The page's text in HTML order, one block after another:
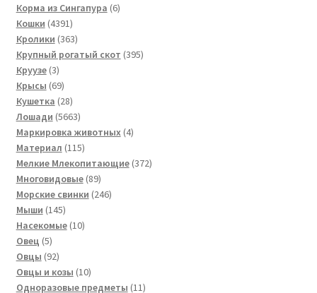
Корма из Сингапура 66
Кошки 43914391
товар
Кролики 363363
товара
Крупный рогатый скот 395395
Круузе 33
товара
Крысы 6969
товаров
Кушетка 2828
товаров
Лошади 56635663
товара
Маркировка животных 44
Материал 115115
товаров
Мелкие Млекопитающие 372372
Многовидовые 8989
товаров
Морские свинки 246246
Мыши 145145
товаров
Насекомые 1010
Овец 55
товаров
Овцы 9292
товара
Овцы и козы 1010
товаров
Одноразовые предметы 1111